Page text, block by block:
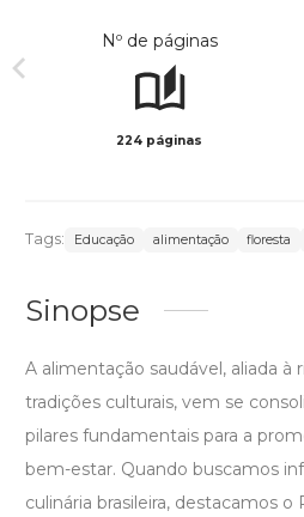
Nº de páginas
224 páginas
Tags: Educação alimentação floresta
Sinopse
A alimentação saudável, aliada à
tradições culturais, vem se
pilares fundamentais para a
bem-estar. Quando buscamos
culinária brasileira, destacamos o